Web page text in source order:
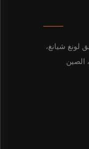
لونغ شيانغ،
الصين